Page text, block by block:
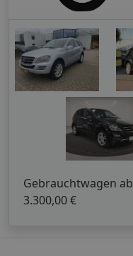
Gebrauchtwagen ab
3.300,00 €